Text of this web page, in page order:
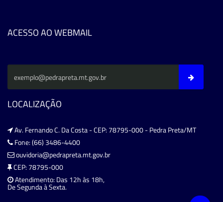
ACESSO AO WEBMAIL
LOCALIZAÇÃO
Av. Fernando C. Da Costa - CEP: 78795-000 - Pedra Preta/MT
Fone: (66) 3486-4400
ouvidoria@pedrapreta.mt.gov.br
CEP: 78795-000
Atendimento: Das 12h às 18h,
De Segunda à Sexta.